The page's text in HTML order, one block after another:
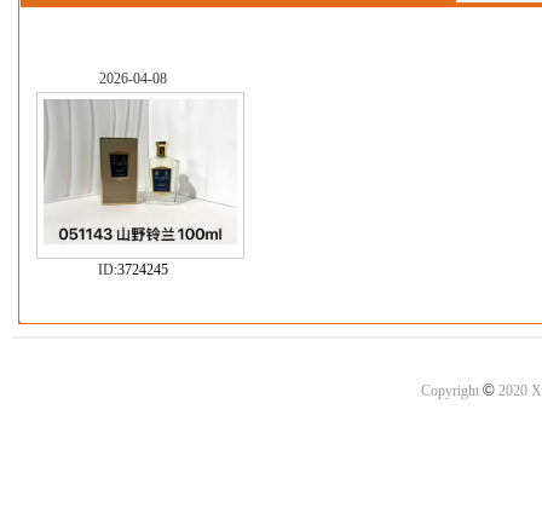
2026-04-08
ID:3724245
Copyright ©2020